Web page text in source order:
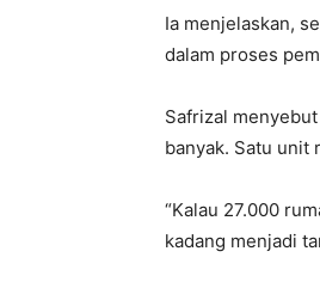
Ia menjelaskan,
dalam proses
Safrizal
banyak. Satu unit
“Kalau 27.000
kadang menjadi